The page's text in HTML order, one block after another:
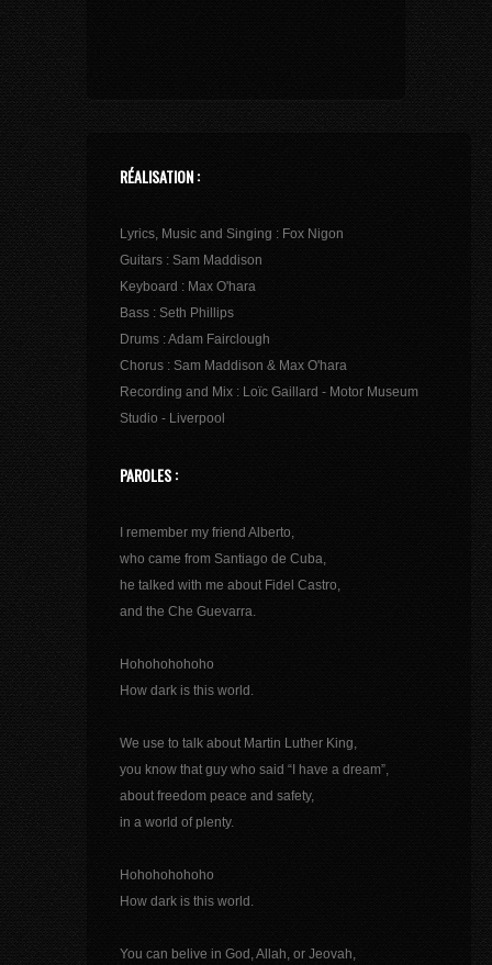
RÉALISATION :
Lyrics, Music and Singing : Fox Nigon
Guitars : Sam Maddison
Keyboard : Max O'hara
Bass : Seth Phillips
Drums : Adam Fairclough
Chorus : Sam Maddison & Max O'hara
Recording and Mix : Loïc Gaillard - Motor Museum
Studio - Liverpool
PAROLES :
I remember my friend Alberto,
who came from Santiago de Cuba,
he talked with me about Fidel Castro,
and the Che Guevarra.
Hohohohohoho
How dark is this world.
We use to talk about Martin Luther King,
you know that guy who said “I have a dream”,
about freedom peace and safety,
in a world of plenty.
Hohohohohoho
How dark is this world.
You can belive in God, Allah, or Jeovah,